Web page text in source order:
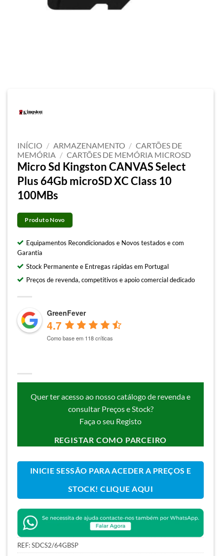
INÍCIO / ARMAZENAMENTO / CARTÕES DE
MEMÓRIA / CARTÕES DE MEMÓRIA MICROSD
Micro Sd Kingston CANVAS Select
Plus 64Gb microSD XC Class 10
100MBs
Produto Novo
Equipamentos Recondicionados e Novos testados e com
Garantia
Stock Permanente e Entregas rápidas em Portugal
Preços de revenda, competitivos e apoio comercial dedicado
GreenFever
4.7
Como base em 118 críticas
Quer ter acesso ao nosso catálogo de revenda e
consultar Preços e Stock?
Faça o seu Registo
REGISTAR COMO PARCEIRO
INICIE SESSÃO PARA ACEDER A PREÇOS E
STOCK! CLIQUE AQUI
REF:SDCS2/64GBSP